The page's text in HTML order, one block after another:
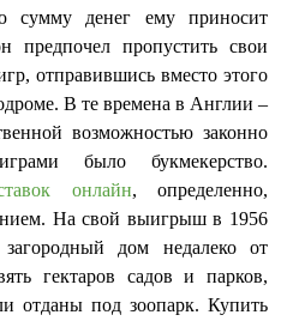
сумму денег ему приносит
предпочел пропустить свои
отправившись вместо этого
В те времена в Англии –
возможностью законно
было букмекерство.
онлайн, определенно,
На свой выигрыш в 1956
дом недалеко от
гектаров садов и парков,
отданы под зоопарк. Купить